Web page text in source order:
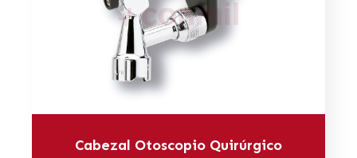
Cabezal Otoscopio Quirúrgico